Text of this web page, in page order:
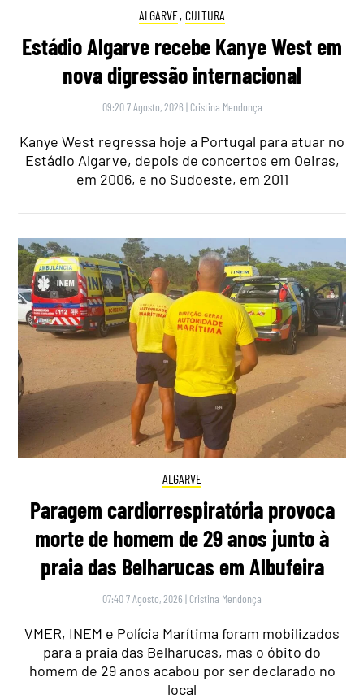
ALGARVE, CULTURA
Estádio Algarve recebe Kanye West em
nova digressão internacional
09:20 7 Agosto, 2026 | Cristina Mendonça
Kanye West regressa hoje a Portugal para atuar no
Estádio Algarve, depois de concertos em Oeiras,
em 2006, e no Sudoeste, em 2011
ALGARVE
Paragem cardiorrespiratória provoca
morte de homem de 29 anos junto à
praia das Belharucas em Albufeira
07:40 7 Agosto, 2026 | Cristina Mendonça
VMER, INEM e Polícia Marítima foram mobilizados
para a praia das Belharucas, mas o óbito do
homem de 29 anos acabou por ser declarado no
local